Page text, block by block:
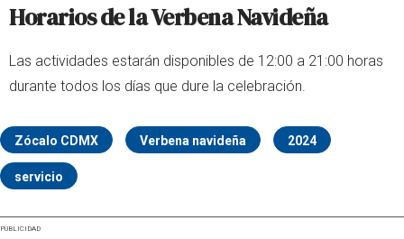
Horarios de la Verbena Navideña
Las actividades estarán disponibles de 12:00 a 21:00 horas
durante todos los días que dure la celebración.
Zócalo CDMX Verbena navideña 2024
servicio
PUBLICIDAD